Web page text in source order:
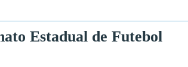
Estadual de Futebol